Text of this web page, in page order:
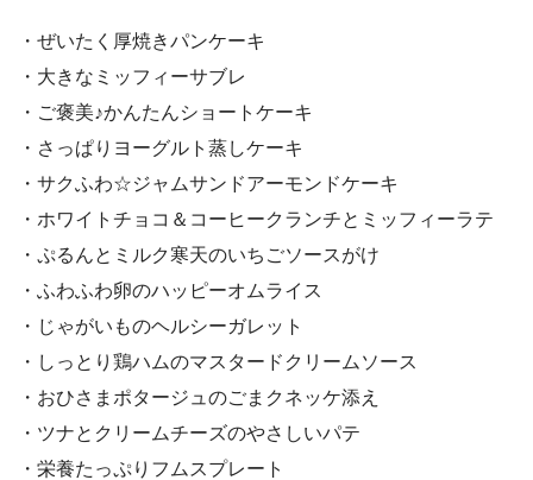
・ぜいたく厚焼きパンケーキ
・大きなミッフィーサブレ
・ご褒美♪かんたんショートケーキ
・さっぱりヨーグルト蒸しケーキ
・サクふわ☆ジャムサンドアーモンドケーキ
・ホワイトチョコ＆コーヒークランチとミッフィーラテ
・ぷるんとミルク寒天のいちごソースがけ
・ふわふわ卵のハッピーオムライス
・じゃがいものヘルシーガレット
・しっとり鶏ハムのマスタードクリームソース
・おひさまポタージュのごまクネッケ添え
・ツナとクリームチーズのやさしいパテ
・栄養たっぷりフムスプレート